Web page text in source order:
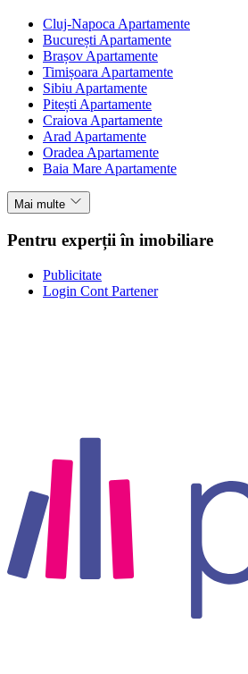
Cluj-Napoca Apartamente
București Apartamente
Brașov Apartamente
Timișoara Apartamente
Sibiu Apartamente
Pitești Apartamente
Craiova Apartamente
Arad Apartamente
Oradea Apartamente
Baia Mare Apartamente
Mai multe
Pentru experții în imobiliare
Publicitate
Login Cont Partener